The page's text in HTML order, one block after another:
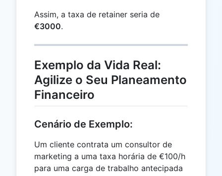
Assim, a taxa de retainer seria de
€3000.
Exemplo da Vida Real:
Agilize o Seu Planeamento
Financeiro
Cenário de Exemplo:
Um cliente contrata um consultor de
marketing a uma taxa horária de €100/h
para uma carga de trabalho antecipada